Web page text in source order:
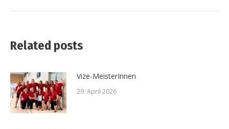
Related posts
Vize-MeisterInnen
29. April 2026